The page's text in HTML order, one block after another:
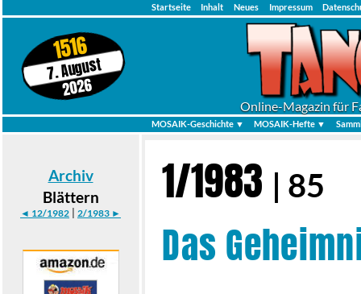
Startseite Inhalt Neues Impressum
1516
7. August
2026
Online-Magazin für
MOSAIK-Geschichte ▼ MOSAIK-Hefte ▼
Archiv
Blättern
◄ 12/1982 | 2/1983 ►
1/1983 | 85
Das